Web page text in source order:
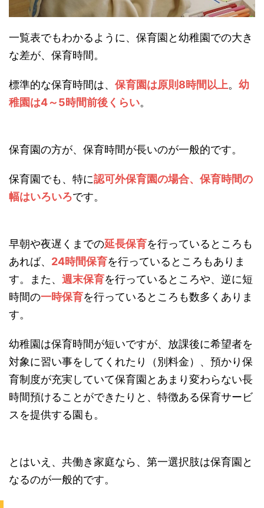
一覧表でもわかるように、保育園と幼稚園での大き
な差が、保育時間。
標準的な保育時間は、 保育園は原則8時間以上。 幼
稚園は4～5時間前後くらい。
保育園の方が、保育時間が長いのが一般的です。
保育園でも、特に認可外保育園の場合、保育時間の
幅はいろいろです。
早朝や夜遅くまでの延長保育を行っているところも
あれば、 24時間保育を行っているところもありま
す。また、 週末保育を行っているところや、逆に短
時間の一時保育を行っているところも数多くありま
す。
幼稚園は保育時間が短いですが、放課後に希望者を
対象に習い事をしてくれたり（別料金）、預かり保
育制度が充実していて保育園とあまり変わらない長
時間預けることができたりと、特徴ある保育サービ
スを提供する園も。
とはいえ、共働き家庭なら、第一選択肢は保育園と
なるのが一般的です。